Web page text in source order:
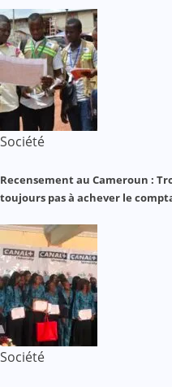
Société
Recensement au Cameroun :
toujours pas à achever le
Société